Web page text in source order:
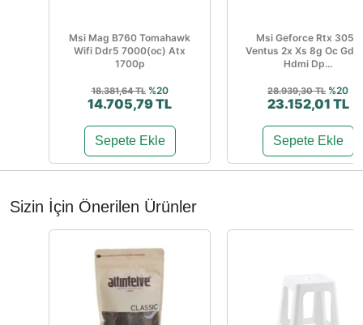
Msi Mag B760 Tomahawk
Wifi Ddr5 7000(oc) Atx
1700p
18.381,64 TL %20
14.705,79 TL
Sepete Ekle
Msi Geforce Rtx 3050
Ventus 2x Xs 8g Oc
Hdmi Dp...
28.939,30 TL %20
23.152,01 TL
Sepete Ekle
Sizin İçin Önerilen Ürünler